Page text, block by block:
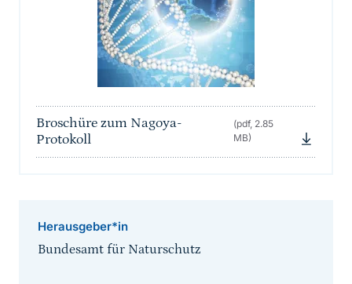
Broschüre zum Nagoya-
Protokoll
(pdf, 2.85
MB)
Herausgeber*in
Bundesamt für Naturschutz